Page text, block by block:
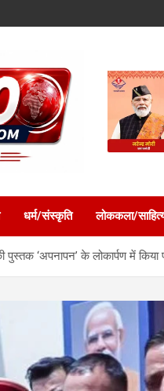
धर्म/संस्कृति लोककला/
पुस्तक ‘अपनापन’ के लोकार्पण में किया